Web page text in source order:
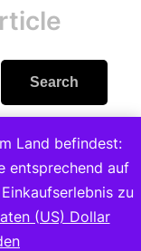
Search
Land befindest:
entsprechend auf
zu
(US) Dollar